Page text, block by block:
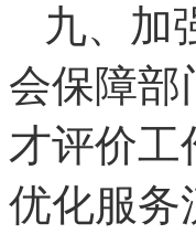
九、加
会保障部
才评价工
优化服务